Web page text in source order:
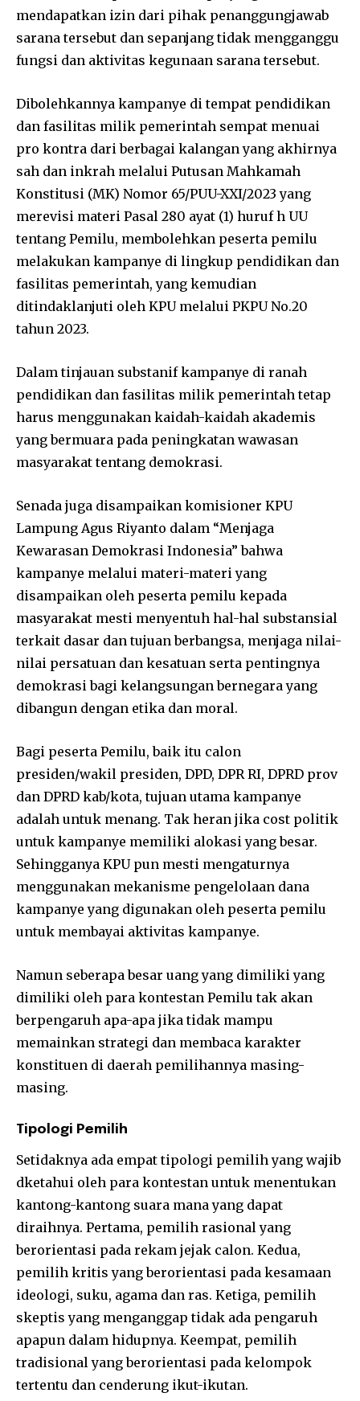
mendapatkan izin dari pihak penanggungjawab
sarana tersebut dan sepanjang tidak mengganggu
fungsi dan aktivitas kegunaan sarana tersebut.
Dibolehkannya kampanye di tempat pendidikan
dan fasilitas milik pemerintah sempat menuai
pro kontra dari berbagai kalangan yang akhirnya
sah dan inkrah melalui Putusan Mahkamah
Konstitusi (MK) Nomor 65/PUU-XXI/2023 yang
merevisi materi Pasal 280 ayat (1) huruf h UU
tentang Pemilu, membolehkan peserta pemilu
melakukan kampanye di lingkup pendidikan dan
fasilitas pemerintah, yang kemudian
ditindaklanjuti oleh KPU melalui PKPU No.20
tahun 2023.
Dalam tinjauan substanif kampanye di ranah
pendidikan dan fasilitas milik pemerintah tetap
harus menggunakan kaidah-kaidah akademis
yang bermuara pada peningkatan wawasan
masyarakat tentang demokrasi.
Senada juga disampaikan komisioner KPU
Lampung Agus Riyanto dalam “Menjaga
Kewarasan Demokrasi Indonesia” bahwa
kampanye melalui materi-materi yang
disampaikan oleh peserta pemilu kepada
masyarakat mesti menyentuh hal-hal substansial
terkait dasar dan tujuan berbangsa, menjaga nilai-
nilai persatuan dan kesatuan serta pentingnya
demokrasi bagi kelangsungan bernegara yang
dibangun dengan etika dan moral.
Bagi peserta Pemilu, baik itu calon
presiden/wakil presiden, DPD, DPR RI, DPRD prov
dan DPRD kab/kota, tujuan utama kampanye
adalah untuk menang. Tak heran jika cost politik
untuk kampanye memiliki alokasi yang besar.
Sehingganya KPU pun mesti mengaturnya
menggunakan mekanisme pengelolaan dana
kampanye yang digunakan oleh peserta pemilu
untuk membayai aktivitas kampanye.
Namun seberapa besar uang yang dimiliki yang
dimiliki oleh para kontestan Pemilu tak akan
berpengaruh apa-apa jika tidak mampu
memainkan strategi dan membaca karakter
konstituen di daerah pemilihannya masing-
masing.
Tipologi Pemilih
Setidaknya ada empat tipologi pemilih yang wajib
dketahui oleh para kontestan untuk menentukan
kantong-kantong suara mana yang dapat
diraihnya. Pertama, pemilih rasional yang
berorientasi pada rekam jejak calon. Kedua,
pemilih kritis yang berorientasi pada kesamaan
ideologi, suku, agama dan ras. Ketiga, pemilih
skeptis yang menganggap tidak ada pengaruh
apapun dalam hidupnya. Keempat, pemilih
tradisional yang berorientasi pada kelompok
tertentu dan cenderung ikut-ikutan.